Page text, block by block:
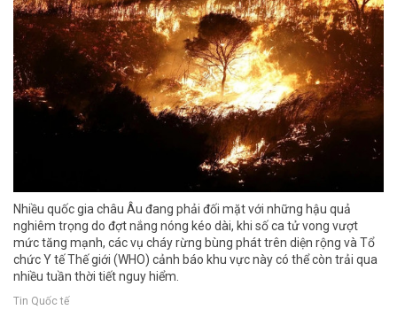
Nhiều quốc gia châu Âu đang phải đối mặt với những hậu quả
nghiêm trọng do đợt nắng nóng kéo dài, khi số ca tử vong vượt
mức tăng mạnh, các vụ cháy rừng bùng phát trên diện rộng và Tổ
chức Y tế Thế giới (WHO) cảnh báo khu vực này có thể còn trải qua
nhiều tuần thời tiết nguy hiểm.
Tin Quốc tế